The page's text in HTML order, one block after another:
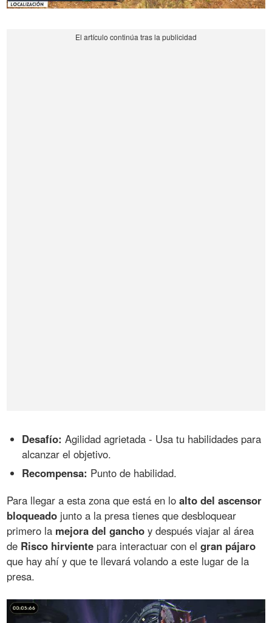
Desafío: Agilidad agrietada - Usa tu habilidades para
alcanzar el objetivo.
Recompensa: Punto de habilidad.
Para llegar a esta zona que está en loalto del ascensor
bloqueado junto a la presa tienes que desbloquear
primero la mejora del gancho y después viajar al área
de Risco hirviente para interactuar con elgran pájaro
que hay ahí y que te llevará volando a este lugar de la
presa.